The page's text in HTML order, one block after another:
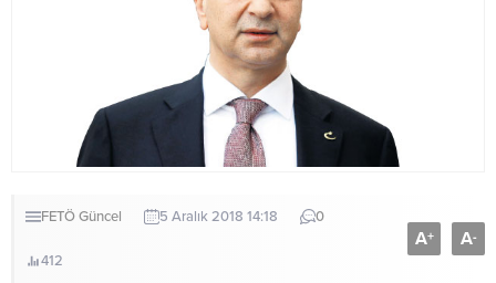
FETÖGüncel 5 Aralık 2018 14:18 0
412
A+ A-